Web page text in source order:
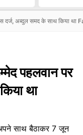
दर्ज, अब्‍दुल समद के साथ किया
पहलवान पर
था
साथ बैठाकर 7 जून